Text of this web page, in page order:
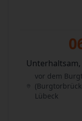
vor dem
Lübeck